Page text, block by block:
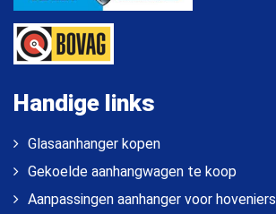
Handige links
Glasaanhanger kopen
Gekoelde aanhangwagen te koop
Aanpassingen aanhanger voor hoveniers